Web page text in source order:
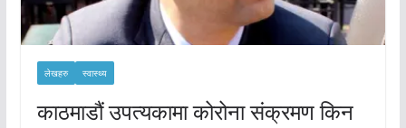
लेखहरु स्वास्थ्य
काठमाडौं उपत्यकामा कोरोना संक्रमण किन